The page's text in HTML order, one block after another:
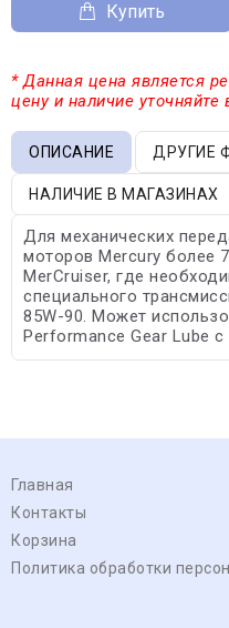
Купить
* Данная цена является
цену и наличие уточняйте
ОПИСАНИЕ ДРУГИЕ
НАЛИЧИЕ В МАГАЗИНАХ
Для механических
моторов Mercury более
MerCruiser, где
специального
85W-90. Может
Performance Gear Lube с
Главная
Контакты
Корзина
Политика обработки